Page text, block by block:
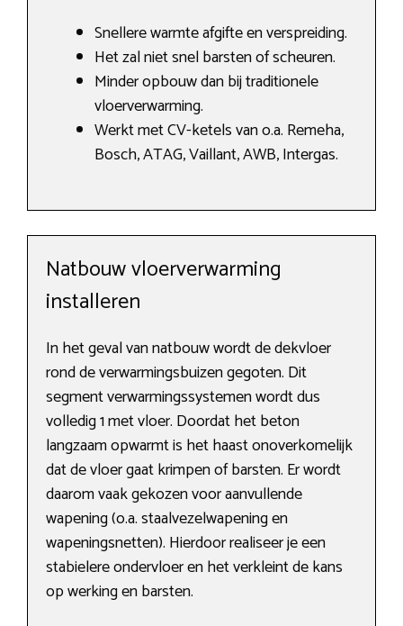
Snellere warmte afgifte en verspreiding.
Het zal niet snel barsten of scheuren.
Minder opbouw dan bij traditionele
vloerverwarming.
Werkt met CV-ketels van o.a. Remeha,
Bosch, ATAG, Vaillant, AWB, Intergas.
Natbouw vloerverwarming
installeren
In het geval van natbouw wordt de dekvloer
rond de verwarmingsbuizen gegoten. Dit
segment verwarmingssystemen wordt dus
volledig 1 met vloer. Doordat het beton
langzaam opwarmt is het haast onoverkomelijk
dat de vloer gaat krimpen of barsten. Er wordt
daarom vaak gekozen voor aanvullende
wapening (o.a. staalvezelwapening en
wapeningsnetten). Hierdoor realiseer je een
stabielere ondervloer en het verkleint de kans
op werking en barsten.